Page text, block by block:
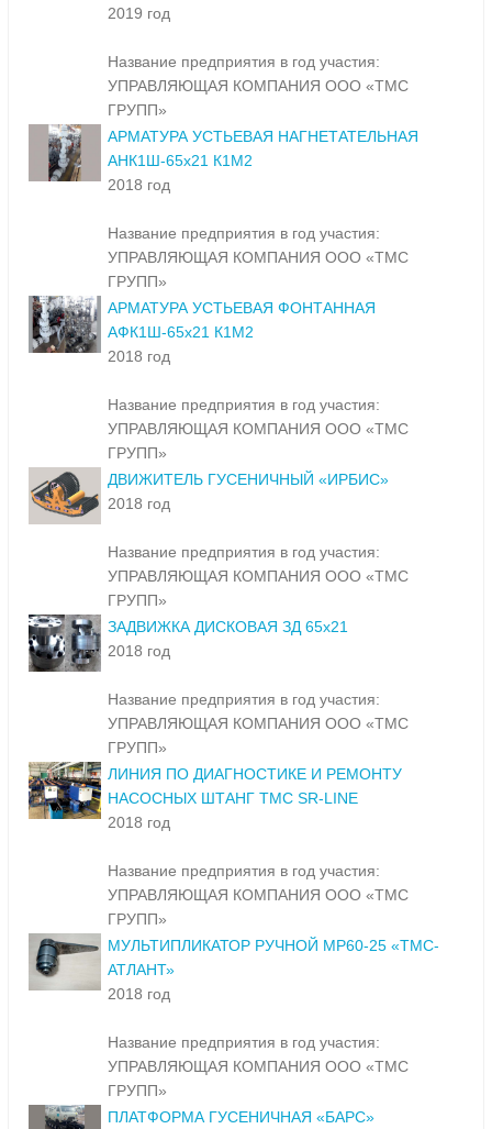
2019 год
Название предприятия в год участия:
УПРАВЛЯЮЩАЯ КОМПАНИЯ ООО «ТМС
ГРУПП»
АРМАТУРА УСТЬЕВАЯ НАГНЕТАТЕЛЬНАЯ
АНК1Ш-65х21 К1М2
2018 год
Название предприятия в год участия:
УПРАВЛЯЮЩАЯ КОМПАНИЯ ООО «ТМС
ГРУПП»
АРМАТУРА УСТЬЕВАЯ ФОНТАННАЯ
АФК1Ш-65х21 К1М2
2018 год
Название предприятия в год участия:
УПРАВЛЯЮЩАЯ КОМПАНИЯ ООО «ТМС
ГРУПП»
ДВИЖИТЕЛЬ ГУСЕНИЧНЫЙ «ИРБИС»
2018 год
Название предприятия в год участия:
УПРАВЛЯЮЩАЯ КОМПАНИЯ ООО «ТМС
ГРУПП»
ЗАДВИЖКА ДИСКОВАЯ ЗД 65х21
2018 год
Название предприятия в год участия:
УПРАВЛЯЮЩАЯ КОМПАНИЯ ООО «ТМС
ГРУПП»
ЛИНИЯ ПО ДИАГНОСТИКЕ И РЕМОНТУ
НАСОСНЫХ ШТАНГ TMC SR-LINE
2018 год
Название предприятия в год участия:
УПРАВЛЯЮЩАЯ КОМПАНИЯ ООО «ТМС
ГРУПП»
МУЛЬТИПЛИКАТОР РУЧНОЙ МР60-25 «ТМС-
АТЛАНТ»
2018 год
Название предприятия в год участия:
УПРАВЛЯЮЩАЯ КОМПАНИЯ ООО «ТМС
ГРУПП»
ПЛАТФОРМА ГУСЕНИЧНАЯ «БАРС»